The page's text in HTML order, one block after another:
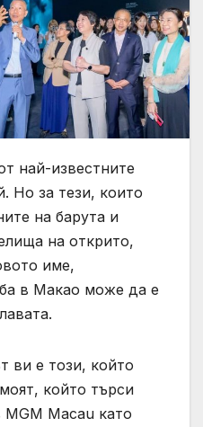
най-известните
Но за тези, които
на барута и
на открито,
име,
в Макао може да е
ви е този, който
който търси
Macau като